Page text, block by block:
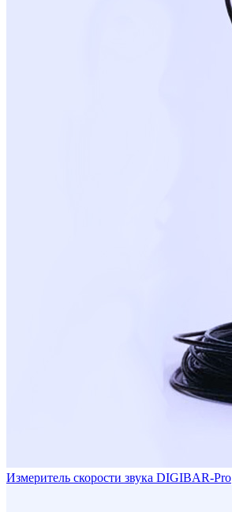
Измеритель скорости звука DIGIBAR-Pro